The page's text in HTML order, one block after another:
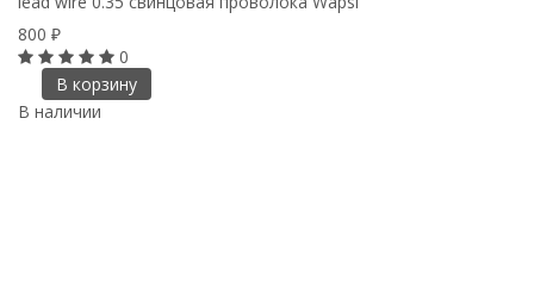
800 ₽
0
В корзину
В наличии